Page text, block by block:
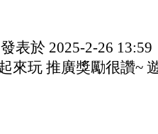
表於 2025-2-26
來玩 推廣獎勵很讚~